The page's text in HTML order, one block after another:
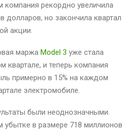
рекордно увеличила
долларов, но закончила квартал
акции.
маржа Model 3 уже стала
квартале, и теперь компания
примерно в 15% на каждом
электромобиле.
были неоднозначными.
в размере 718 миллионов